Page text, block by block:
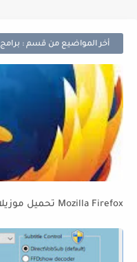
أخر المواضيع من قسم : برامج
Mozilla Firefox تحميل موزيلا فايرفوكس